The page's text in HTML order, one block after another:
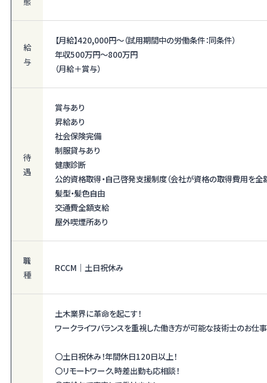
給
与
【月給】420,000円〜（試用期間中の労働条件：同条件）
年収500万円～800万円
（月給＋賞与）
待
遇
賞与あり
昇給あり
社会保険完備
制服貸与あり
健康診断
公的資格取得・自己啓発支援制度（会社が資格の取得費用を全
髪型・髪色自由
交通費全額支給
屋外喫煙所あり
職
種
RCCM｜土日祝休み
土木業界に革命を起こす！
ワークライフバランスを重視した働き方が可能な技術士のお仕事
〇土日祝休み！年間休日120日以上！
〇リモートワーク、時差出勤も応相談！